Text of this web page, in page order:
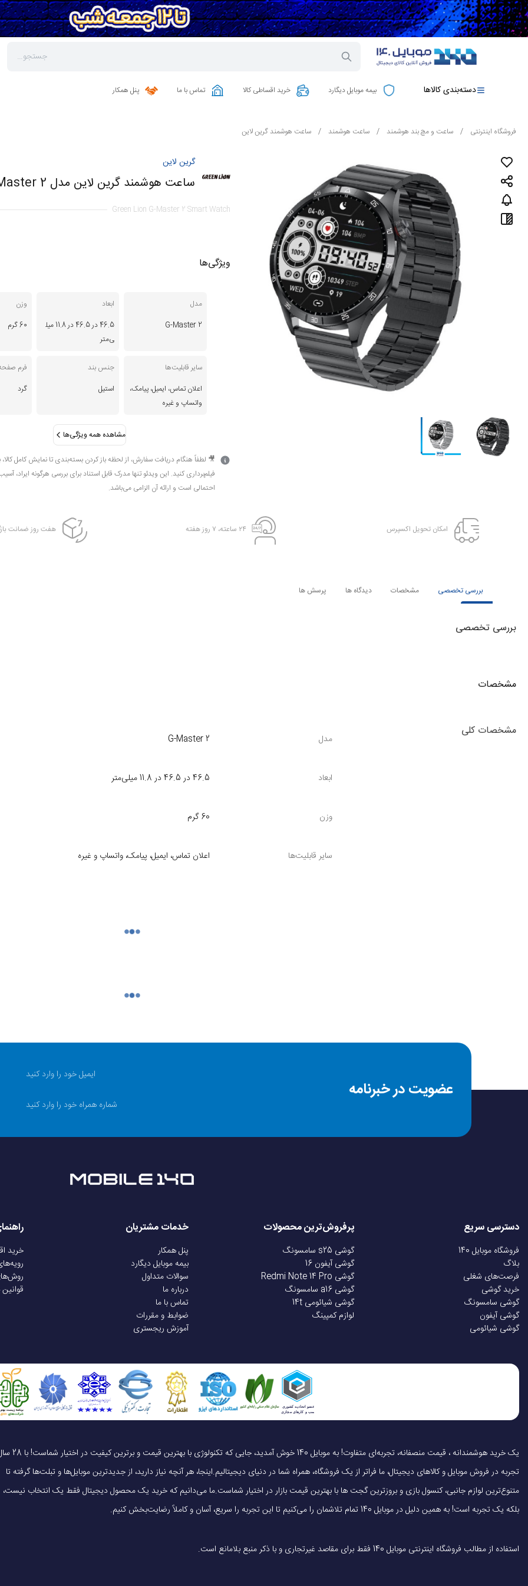
دسته‌بندی کالاها بیمه موبایل دیگارد خرید اقساطی کالا تماس با ما پنل همکار
فروشگاه اینترنتی / ساعت و مچ بند هوشمند / ساعت هوشمند / ساعت هوشمند گرین لاین
گرین لاین
ساعت هوشمند گرین لاین مدل G-Master 2
Green Lion G-Master 2 Smart Watch
ویژگی‌ها
مدل
G-Master 2
ابعاد
46.5 در 46.5 در 11.8 میل
ی‌متر
وزن
60 گرم
سایر قابلیت‌ها
اعلان تماس، ایمیل، پیامک،
واتساپ و غیره
جنس بند
استیل
فرم
گرد
مشاهده همه ویژگی‌ها
🎥 لطفاً هنگام دریافت سفارش، از لحظه باز کردن بسته‌بندی تا نمایش کامل
فیلم‌برداری کنید. این ویدئو تنها مدرک قابل استناد برای بررسی هرگونه ایراد،
احتمالی است و ارائه آن الزامی می‌باشد.
امکان تحویل اکسپرس ۲۴ ساعته، ۷ روز هفته هفت روز ضمانت
بررسی تخصصی مشخصات دیدگاه ها پرسش ها
بررسی تخصصی
مشخصات
مشخصات کلی
مدل G-Master 2
ابعاد 46.5 در 46.5 در 11.8 میلی‌متر
وزن 60 گرم
سایر قابلیت‌ها اعلان تماس، ایمیل، پیامک، واتساپ و غیره
رزولوشن
تراکم پیکسلی
سایر مشخصات صفحه نمایش نمایشگر همیشه روشن
فناوری مکان یابی ندارد
دارد
(Electrocardiogram)
نوع کاربری رسمی، روزمره
عضویت در خبرنامه
دسترسی سریع
فروشگاه موبایل 140
بلاگ
فرصت‌های شغلی
خرید گوشی
گوشی سامسونگ
گوشی آیفون
گوشی شیائومی
پرفروش‌ترین محصولات
گوشی s25 سامسونگ
گوشی آیفون 16
گوشی Redmi Note 14 Pro
گوشی a16 سامسونگ
گوشی شیائومی 14t
لوازم کمپینگ
خدمات مشتریان
پنل همکار
بیمه موبایل دیگارد
سوالات متداول
درباره ما
تماس با ما
ضوابط و مقررات
آموزش ریجستری
خرید
یک خرید هوشمندانه ، قیمت منصفانه، تجربه‌ای متفاوت! به موبایل 140 خوش آمدید، جایی که
تجربه در فروش موبایل و کالاهای دیجیتال، ما فراتر از یک فروشگاه، همراه شما در دنیای دیجیتالیم.اینجا، هر آنچه نیاز دارید، از جدیدترین موبایل‌ها و تبلت‌ها گرفته تا
متنوع‌ترین لوازم جانبی، کنسول بازی و بروزترین گجت ها با بهترین قیمت بازار در اختیار شماست.ما می‌دانیم که خرید یک محصول دیجیتال فقط یک انتخاب نیست،
بلکه یک تجربه است! به همین دلیل در موبایل 140 تمام تلاشمان را می‌کنیم تا این تجربه را سریع، آسان و کاملاً رضایت‌بخش کنیم.
استفاده از مطالب فروشگاه اینترنتی موبایل 140 فقط برای مقاصد غیرتجاری و با ذکر منبع بلامانع است.